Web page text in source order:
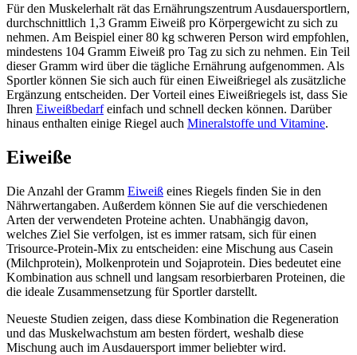
Für den Muskelerhalt rät das Ernährungszentrum Ausdauersportlern,
durchschnittlich 1,3 Gramm Eiweiß pro Körpergewicht zu sich zu
nehmen. Am Beispiel einer 80 kg schweren Person wird empfohlen,
mindestens 104 Gramm Eiweiß pro Tag zu sich zu nehmen. Ein Teil
dieser Gramm wird über die tägliche Ernährung aufgenommen. Als
Sportler können Sie sich auch für einen Eiweißriegel als zusätzliche
Ergänzung entscheiden. Der Vorteil eines Eiweißriegels ist, dass Sie
Ihren Eiweißbedarfeinfach und schnell decken können. Darüber
hinaus enthalten einige Riegel auch Mineralstoffe und Vitamine.
Eiweiße
Die Anzahl der Gramm Eiweiß eines Riegels finden Sie in den
Nährwertangaben. Außerdem können Sie auf die verschiedenen
Arten der verwendeten Proteine achten. Unabhängig davon,
welches Ziel Sie verfolgen, ist es immer ratsam, sich für einen
Trisource-Protein-Mix zu entscheiden: eine Mischung aus Casein
(Milchprotein), Molkenprotein und Sojaprotein. Dies bedeutet eine
Kombination aus schnell und langsam resorbierbaren Proteinen, die
die ideale Zusammensetzung für Sportler darstellt.
Neueste Studien zeigen, dass diese Kombination die Regeneration
und das Muskelwachstum am besten fördert, weshalb diese
Mischung auch im Ausdauersport immer beliebter wird.